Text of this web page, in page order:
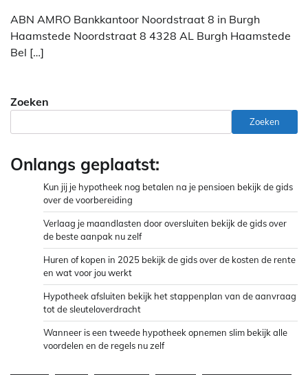
ABN AMRO Bankkantoor Noordstraat 8 in Burgh
Haamstede Noordstraat 8 4328 AL Burgh Haamstede
Bel […]
Zoeken
Zoeken
Onlangs geplaatst:
Kun jij je hypotheek nog betalen na je pensioen bekijk de gids
over de voorbereiding
Verlaag je maandlasten door oversluiten bekijk de gids over
de beste aanpak nu zelf
Huren of kopen in 2025 bekijk de gids over de kosten de rente
en wat voor jou werkt
Hypotheek afsluiten bekijk het stappenplan van de aanvraag
tot de sleuteloverdracht
Wanneer is een tweede hypotheek opnemen slim bekijk alle
voordelen en de regels nu zelf